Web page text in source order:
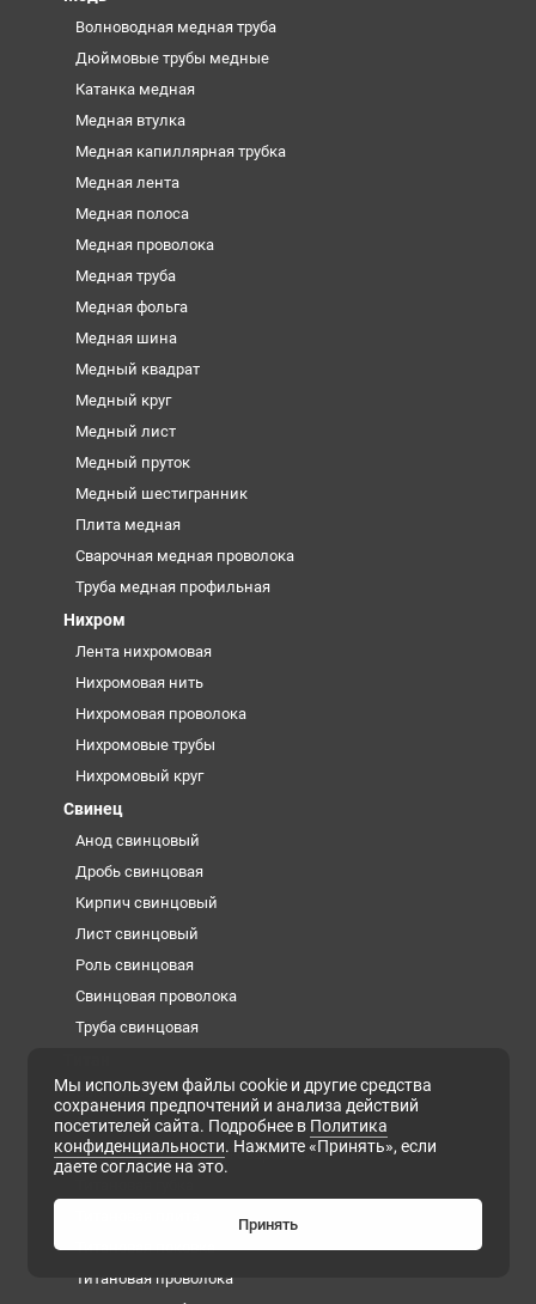
Волноводная медная труба
Дюймовые трубы медные
Катанка медная
Медная втулка
Медная капиллярная трубка
Медная лента
Медная полоса
Медная проволока
Медная труба
Медная фольга
Медная шина
Медный квадрат
Медный круг
Медный лист
Медный пруток
Медный шестигранник
Плита медная
Сварочная медная проволока
Труба медная профильная
Нихром
Лента нихромовая
Нихромовая нить
Нихромовая проволока
Нихромовые трубы
Нихромовый круг
Свинец
Анод свинцовый
Дробь свинцовая
Кирпич свинцовый
Лист свинцовый
Роль свинцовая
Свинцовая проволока
Труба свинцовая
Заготовка из титана
Лента титановая
Проволока титановая сварочная
Титановая поковка
Титановая проволока
Мы используем файлы cookie и другие средства
сохранения предпочтений и анализа действий
посетителей сайта. Подробнее в Политика
конфиденциальности. Нажмите «Принять», если
даете согласие на это.
Принять